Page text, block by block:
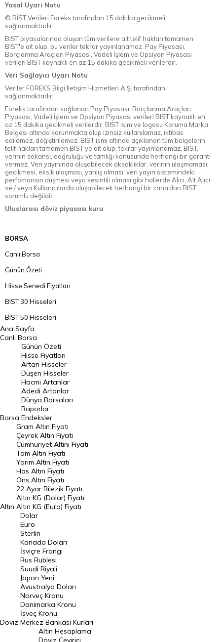
Yasal Uyarı Notu
© BİST Verileri Foreks tarafından 15 dakika gecikmeli
sağlanmaktadır.
BIST piyasalarında oluşan tüm verilere ait telif hakları tamamen
BIST'e ait olup, bu veriler tekrar yayınlanamaz. Pay Piyasası,
Borçlanma Araçları Piyasası, Vadeli İşlem ve Opsiyon Piyasası
verileri BIST kaynaklı en az 15 dakika gecikmeli verilerdir.
Veri Sağlayıcı Uyarı Notu
Veriler FOREKS Bilgi İletişim Hizmetleri A.Ş. tarafından
sağlanmaktadır.
Foreks tarafından sağlanan Pay Piyasası, Borçlanma Araçları
Piyasası, Vadeli İşlem ve Opsiyon Piyasası verileri BIST kaynaklı en
az 15 dakika gecikmeli verilerdir. BIST isim ve logosu Koruma Marka
Belgesi altında korunmakta olup izinsiz kullanılamaz, iktibas
edilemez, değiştirilemez. BIST ismi altında açıklanan tüm belgelerin
telif hakları tamamen BIST'ye ait olup, tekrar yayınlanamaz. BIST,
verinin sekansı, doğruluğu ve tamlığı konusunda herhangi bir garanti
vermez. Veri yayınında oluşabilecek aksaklıklar, verinin ulaşmaması,
gecikmesi, eksik ulaşması, yanlış olması, veri yayın sistemindeki
perfomansın düşmesi veya kesintili olması gibi hallerde Alıcı, Alt Alıcı
ve / veya Kullanıcılarda oluşabilecek herhangi bir zarardan BIST
sorumlu değildir.
Uluslarası döviz piyasası kuru
BORSA
Canlı Borsa
Günün Özeti
Hisse Senedi Fiyatları
BIST 30 Hisseleri
BIST 50 Hisseleri
BIST 100 Hisseleri
En Çok Artan Hisseler
En Çok Düşen Hisseler
Hacmi Artanlar
Geçmiş Kapanışlar
Dünya Borsaları
Raporlar
Endeksler
DÖVİZ
Döviz Kuru
Dolar Kuru
Euro Kuru
Pound Kuru
Frank Kuru
Riyal Kuru
Avustralya Doları
Danimarka Kronu Kuru
Kanada Doları Kuru
Norveç Kronu Kuru
İsveç Kronu Kuru
Ana Sayfa
Canlı Borsa
Borsa
Günün Özeti
Hisse Fiyatları
Artan Hisseler
Düşen Hisseler
Hacmi Artanlar
Adedi Artanlar
Dünya Borsaları
Raporlar
Endeksler
Altın
Gram Altın Fiyatı
Çeyrek Altın Fiyatı
Cumhuriyet Altını Fiyatı
Tam Altın Fiyatı
Yarım Altın Fiyatı
Has Altın Fiyatı
Ons Altın Fiyatı
22 Ayar Bilezik Fiyatı
Altın KG (Dolar) Fiyatı
Altın KG (Euro) Fiyatı
Döviz
Dolar
Euro
Sterlin
Kanada Doları
İsviçre Frangı
Rus Rublesi
Suudi Riyali
Japon Yeni
Avustralya Doları
Norveç Kronu
Danimarka Kronu
İsveç Kronu
Merkez Bankası Kurlari
Altın Hesaplama
Döviz Çevirici